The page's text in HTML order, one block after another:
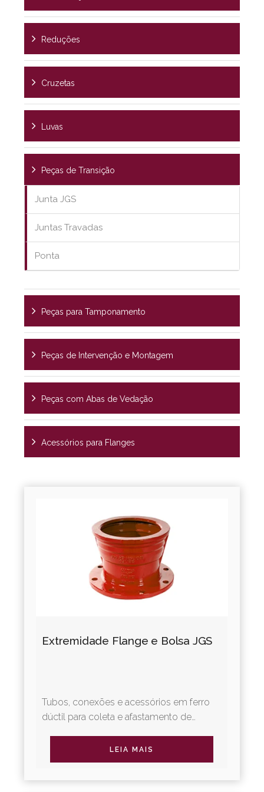
Reduções
Cruzetas
Luvas
Peças de Transição
Junta JGS
Juntas Travadas
Ponta
Peças para Tamponamento
Peças de Intervenção e Montagem
Peças com Abas de Vedação
Acessórios para Flanges
Extremidade Flange e Bolsa JGS
Tubos, conexões e acessórios em ferro
dúctil para coleta e afastamento de
oferece revestimentos diferenciados,...
LEIA MAIS